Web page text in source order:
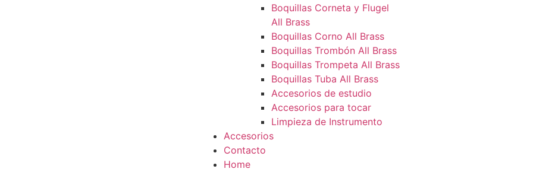
Boquillas Corneta y Flugel
All Brass
Boquillas Corno All Brass
Boquillas Trombón All Brass
Boquillas Trompeta All Brass
Boquillas Tuba All Brass
Accesorios de estudio
Accesorios para tocar
Limpieza de Instrumento
Accesorios
Contacto
Home